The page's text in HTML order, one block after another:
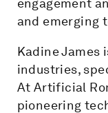
engagement
and emerging
Kadine
industries,
At Artificial
pioneering